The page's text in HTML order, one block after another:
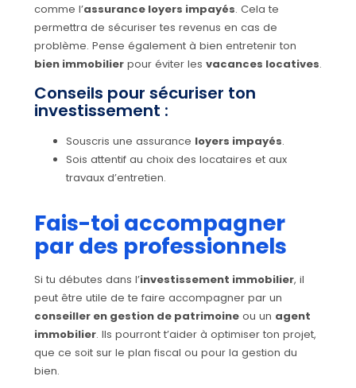
comme l’assurance loyers impayés. Cela te
permettra de sécuriser tes revenus en cas de
problème. Pense également à bien entretenir ton
bien immobilierpour éviter les vacances locatives.
Conseils pour sécuriser ton
investissement :
Souscris une assurance loyers impayés.
Sois attentif au choix des locataires et aux
travaux d’entretien.
Fais-toi accompagner
par des professionnels
Si tu débutes dans l’investissement immobilier, il
peut être utile de te faire accompagner par un
conseiller en gestion de patrimoineou un agent
immobilier. Ils pourront t’aider à optimiser ton projet,
que ce soit sur le plan fiscal ou pour la gestion du
bien.